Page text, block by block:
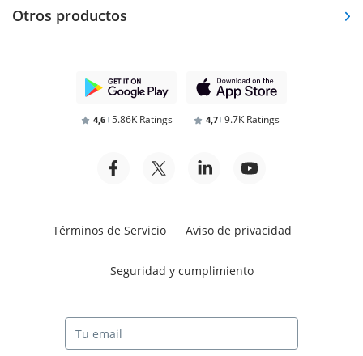
Otros productos
4,6 5.86K Ratings 4,7 9.7K Ratings
Términos de Servicio Aviso de privacidad
Seguridad y cumplimiento